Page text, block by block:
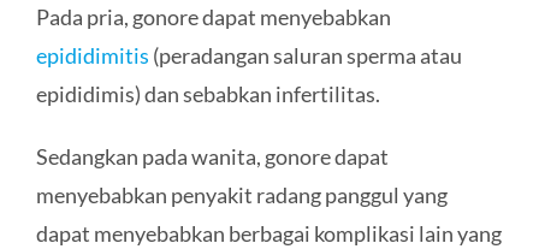
Pada pria, gonore dapat menyebabkan
epididimitis (peradangan saluran sperma atau
epididimis) dan sebabkan infertilitas.
Sedangkan pada wanita, gonore dapat
menyebabkan penyakit radang panggul yang
dapat menyebabkan berbagai komplikasi lain yang